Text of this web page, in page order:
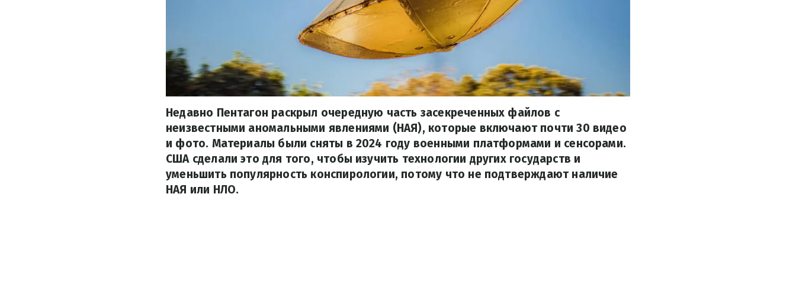
Недавно Пентагон раскрыл очередную часть засекреченных файлов с
неизвестными аномальными явлениями (НАЯ), которые включают почти 30 видео
и фото. Материалы были сняты в 2024 году военными платформами и сенсорами.
США сделали это для того, чтобы изучить технологии других государств и
уменьшить популярность конспирологии, потому что не подтверждают наличие
НАЯ или НЛО.